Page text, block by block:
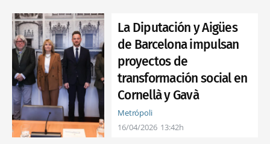
La Diputación y Aigües
de Barcelona impulsan
proyectos de
transformación social en
Cornellà y Gavà
Metrópoli
16/04/2026 13:42h